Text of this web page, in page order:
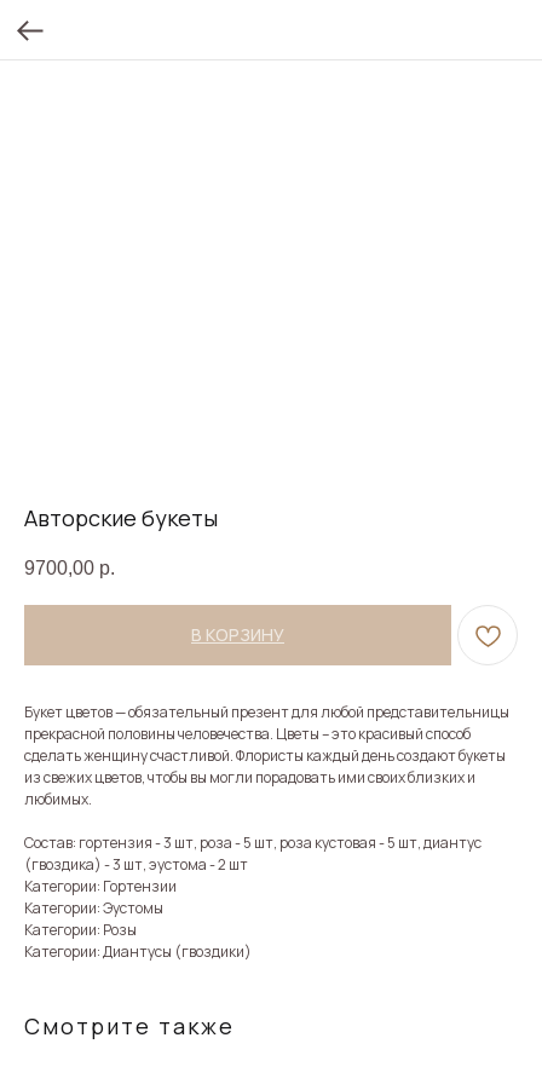
Авторские букеты
9700,00 р.
В КОРЗИНУ
Букет цветов — обязательный презент для любой представительницы
прекрасной половины человечества. Цветы – это красивый способ
сделать женщину счастливой. Флористы каждый день создают букеты
из свежих цветов, чтобы вы могли порадовать ими своих близких и
любимых.
Состав: гортензия - 3 шт, роза - 5 шт, роза кустовая - 5 шт, диантус
(гвоздика) - 3 шт, эустома - 2 шт
Категории: Гортензии
Категории: Эустомы
Категории: Розы
Категории: Диантусы (гвоздики)
Смотрите также